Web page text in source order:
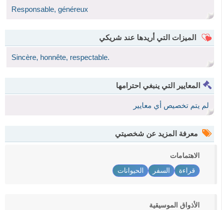
Responsable, généreux
الميزات التي أريدها عند شريكي
Sincère, honnête, respectable.
المعايير التي ينبغي احترامها
لم يتم تخصيص أي معايير
معرفة المزيد عن شخصيتي
الاهتمامات
قراءة السفر الحيوانات
الأذواق الموسيقية